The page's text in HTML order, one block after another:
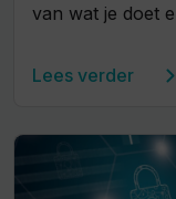
van wat je doet
Lees verder